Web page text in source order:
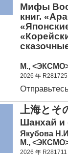
Мифы
книг.
М.,
2026 年 R281725
上海とそ
Шанхай и
Якубова
М.,
2026 年 R281711